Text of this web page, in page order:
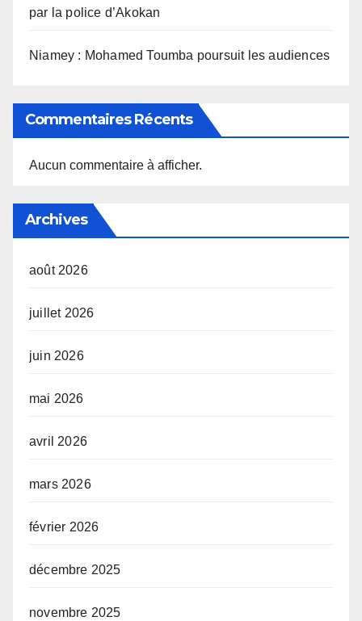
par la police d’Akokan
Niamey : Mohamed Toumba poursuit les audiences
Commentaires Récents
Aucun commentaire à afficher.
Archives
août 2026
juillet 2026
juin 2026
mai 2026
avril 2026
mars 2026
février 2026
décembre 2025
novembre 2025